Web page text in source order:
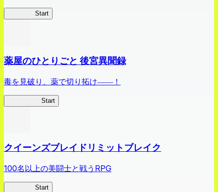
Start
薬屋のひとりごと 後宮異聞録
毒を見破り、薬で切り拓け――！
Start
クイーンズブレイドリミットブレイク
100名以上の美闘士と戦うRPG
Start